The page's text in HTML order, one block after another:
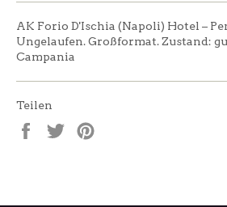
AK Forio D'Ischia (Napoli) Hotel –
Ungelaufen. Großformat. Zustand:
Campania
Teilen
Auf
Facebook
Auf
Twitter